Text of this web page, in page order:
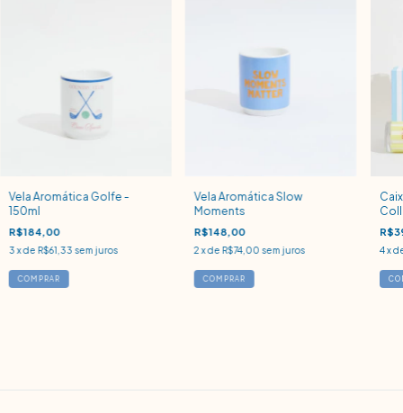
Vela Aromática Golfe -
150ml
R$184,00
3 x de R$61,33 sem juros
Vela Aromática Slow
Moments
R$148,00
2 x de R$74,00 sem juros 4 x